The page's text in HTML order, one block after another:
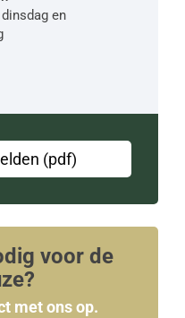
en
(pdf)
voor de
met ons op.